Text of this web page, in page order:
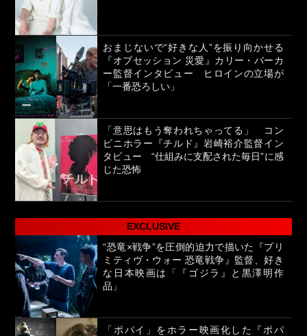
おまじないで“好きな人”を振り向かせる
『オブセッション 災愛』カリー・バーカ
ー監督インタビュー ヒロインの立場が
「一番恐ろしい」
「意思はもう奪われちゃってる」 コン
ビニホラー『チルド』岩崎裕介監督イン
タビュー “仕組みに支配された毎日”に感
じた恐怖
EXCLUSIVE
“恐竜×戦争”を圧倒的迫力で描いた『プリ
ミティヴ・ウォー 恐竜戦争』監督、好き
な日本映画は「『ゴジラ』と黒澤明作
品」
「ポパイ」をホラー映画化した『ポパ